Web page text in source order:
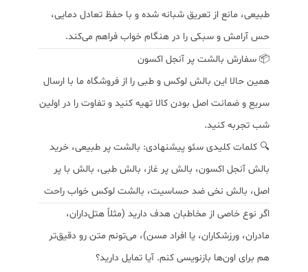
طبیعی، مانع از تعریق شبانه شده و با حفظ تعادل دمایی،
حس آرامش و سبکی را در هنگام خواب فراهم می‌کند.
📦 سفارش بالشت پر آنجل اکسون
همین حالا این بالش لوکس و طبی را از فروشگاه ما با ارسال
سریع و ضمانت اصل بودن کالا تهیه کنید و تفاوت را در اولین
شب تجربه کنید.
🔍 کلمات کلیدی سئو پیشنهادی: بالشت پر طبیعی، خرید
بالش آنجل اکسون، بالش پر غاز، بالش طبی، بالش با پر
اصل، بالش نخی ضد حساسیت، بالشت لوکس خواب راحت
اگر نوع خاصی از مخاطبان هدف دارید (مثلاً هتل‌داران،
مادران، ورزشکاران، یا افراد مسن)، می‌تونم متن رو دقیق‌تر
هم برای اون‌ها بازنویسی کنم. آیا تمایل دارید؟